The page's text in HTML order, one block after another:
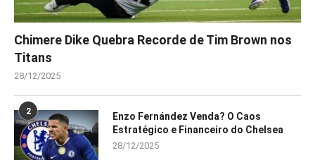
Chimere Dike Quebra Recorde de Tim Brown nos
Titans
28/12/2025
2
Enzo Fernández Venda? O Caos
Estratégico e Financeiro do Chelsea
28/12/2025